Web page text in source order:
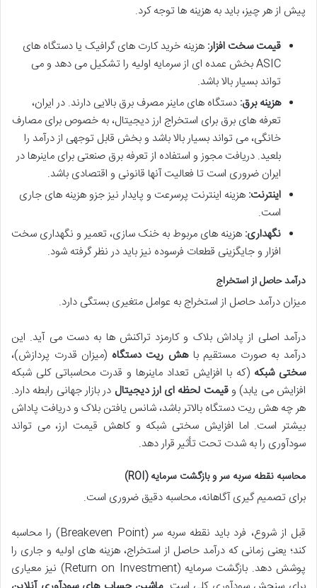
پیش از هر چیز، باید به هزینه ها توجه کرد.
قیمت سخت افزار: هزینه خرید کارت های گرافیک یا دستگاه های
ASIC بخش عمده ای از سرمایه اولیه را تشکیل می دهد و می
تواند بسیار بالا باشد.
هزینه برق: دستگاه های ماینر مصرف برق بالایی دارند. در ایران،
تعرفه های برق برای استخراج ارز دیجیتال، به خصوص برای مصارف
خانگی، می تواند بسیار بالا باشد و بخش قابل توجهی از درآمد را
بلعید. دریافت مجوز و استفاده از تعرفه برق صنعتی برای ماینرها در
ایران ضروری است تا فعالیت آنها قانونی و اقتصادی باشد.
اینترنت: هزینه اینترنت پرسرعت و پایدار نیز جزو هزینه های جاری
است.
نگهداری: هزینه های مربوط به خنک سازی، تعمیر و نگهداری سخت
افزار و جایگزینی قطعات فرسوده نیز باید در نظر گرفته شود.
درآمد حاصل از استخراج
میزان درآمد حاصل از استخراج به عوامل متغیری بستگی دارد.
درآمد اصلی از پاداش بلاک و کارمزد تراکنش ها به دست می آید. این
درآمد به صورت مستقیم باهش ریت دستگاه (میزان قدرت پردازش)،
سختی شبکه (که با افزایش تعداد ماینرها و قدرت محاسباتی کلی شبکه
افزایش می یابد) وقیمت لحظه ای ارز دیجیتال در بازار جهانی رابطه دارد.
هر چه هش ریت دستگاه بالاتر باشد، شانس یافتن بلاک و دریافت پاداش
بیشتر است. اما افزایش سختی شبکه و کاهش قیمت ارز، می تواند
سودآوری را به شدت تحت تأثیر قرار دهد.
محاسبه نقطه سربه سر و بازگشت سرمایه (ROI)
برای تصمیم گیری آگاهانه، محاسبه دقیق ضروری است.
قبل از شروع، فرد باید نقطه سربه سر (Breakeven Point) را محاسبه
کند؛ یعنی زمانی که درآمد حاصل از استخراج، هزینه های اولیه و جاری را
پوشش دهد. بازگشت سرمایه (Return on Investment) نیز معیاری